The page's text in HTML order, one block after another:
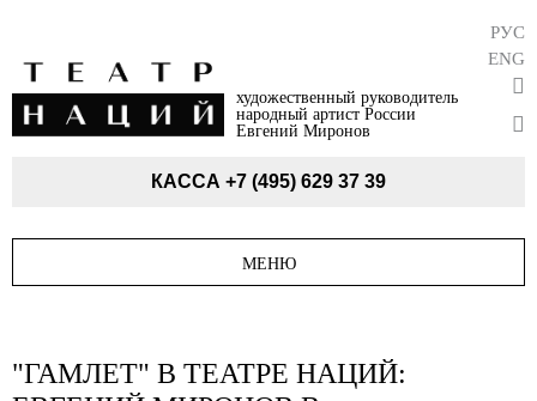
художественный руководитель
народный артист России
Евгений Миронов
РУС
ENG
КАССА +7 (495) 629 37 39
МЕНЮ
"ГАМЛЕТ" В ТЕАТРЕ НАЦИЙ: